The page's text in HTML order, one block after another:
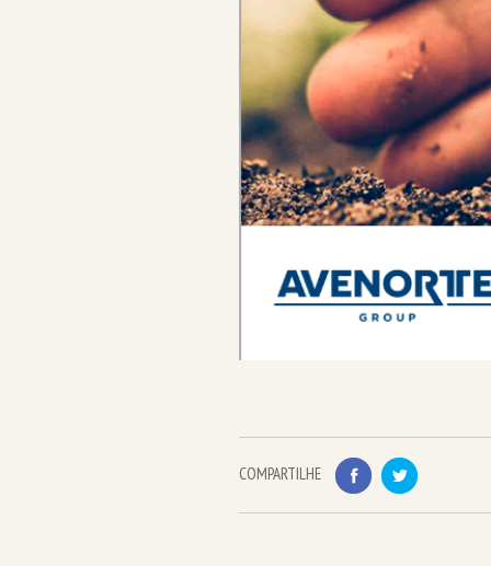
COMPARTILHE